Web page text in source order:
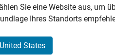
Aktiv seit 2011
Followers:0
Sie eine Website aus, um
Ihres Standorts
United States